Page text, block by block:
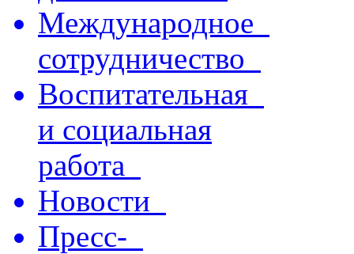
Международное
сотрудничество
Воспитательная
и социальная
работа
Новости
Пресс-